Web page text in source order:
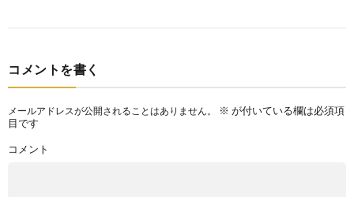
コメントを書く
メールアドレスが公開されることはありません。 ※ が付いている欄は必須項
目です
コメント